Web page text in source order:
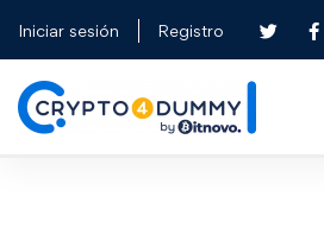
Iniciar sesión Registro